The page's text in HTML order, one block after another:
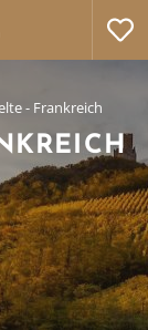
- Frankreich